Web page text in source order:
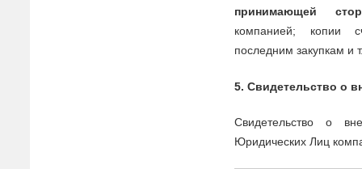
принимающей
компанией; копии
последним закупкам и
5. Свидетельство о в
Свидетельство о в
Юридических Лиц